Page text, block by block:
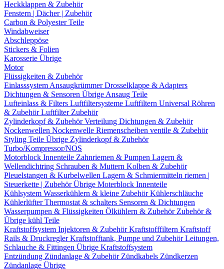
Heckklappen & Zubehör
Fenstern | Dächer | Zubehör
Carbon & Polyester Teile
Windabweiser
Abschleppöse
Stickers & Folien
Karosserie Übrige
Motor
Flüssigkeiten & Zubehör
Einlasssystem AnsaugkrümmerDrosselklappe & Adapters
Dichtungen & Sensoren Übrige Ansaug Teile
Lufteinlass & Filters Luftfiltersysteme Luftfiltern Universal Röhren
& ZubehörLuftfilter Zubehör
Zylinderkopf & ZubehörVerteilung Dichtungen & Zubehör
Nockenwellen Nockenwelle Riemenscheiben ventile & Zubehör
Styling Teile Übrige Zylinderkopf & Zubehör
Turbo/Kompressor/NOS
Motorblock Innenteile Zahnriemen & Pumpen Lagern &
Wellendichtring Schrauben & Muttern Kolben & Zubehör
Pleuelstangen & Kurbelwellen Lagern & Schmiermitteln riemen |
Steuerkette | ZubehörÜbrige Moterblock Innenteile
Kühlsystem Wasserkühlern & kleine ZubehörKühlerschläuche
KühlerlüfterThermostat & schalters Sensoren & Dichtungen
Wasserpumpen & Flüssigkeiten Ölkühlern & Zubehör Zubehör &
Übrige kühl Teile
Kraftstoffsystem Injektoren & ZubehörKraftstofffiltern Kraftstoff
Rails & DruckreglerKraftstofftank, Pumpe und ZubehörLeitungen,
Schlauche & Fittingen Übrige Kraftstoffsystem
Entzündung Zündanlage & Zubehör Zündkabels Zündkerzen
Zündanlage Übrige